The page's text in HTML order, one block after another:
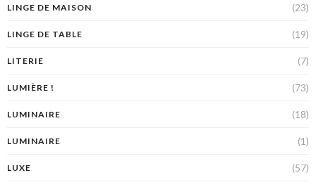
LINGE DE MAISON (23)
LINGE DE TABLE (19)
LITERIE (7)
LUMIÈRE ! (73)
LUMINAIRE (18)
LUMINAIRE (1)
LUXE (57)